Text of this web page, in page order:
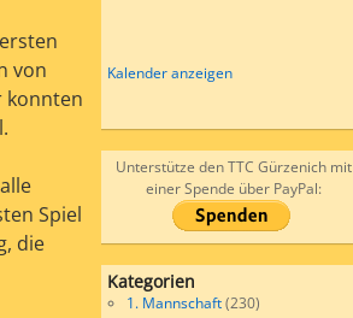
von
konnten
Spiel
die
Kalender anzeigen
Unterstütze den TTC Gürzenich mit
einer Spende über PayPal:
Kategorien
1. Mannschaft(230)